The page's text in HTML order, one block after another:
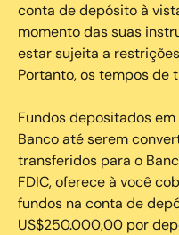
conta de depósito à
momento das suas
estar sujeita a
Portanto, os tempos de
Fundos depositados
Banco até serem
transferidos para o
FDIC, oferece à você
fundos na conta de
US$250.000,00 por